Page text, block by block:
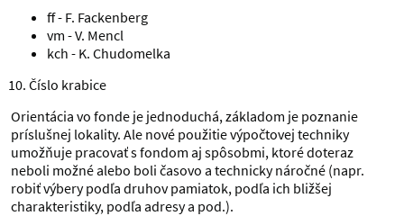
ff - F. Fackenberg
vm - V. Mencl
kch - K. Chudomelka
Číslo krabice
Orientácia vo fonde je jednoduchá, základom je poznanie
príslušnej lokality. Ale nové použitie výpočtovej techniky
umožňuje pracovať s fondom aj spôsobmi, ktoré doteraz
neboli možné alebo boli časovo a technicky náročné (napr.
robiť výbery podľa druhov pamiatok, podľa ich bližšej
charakteristiky, podľa adresy a pod.).